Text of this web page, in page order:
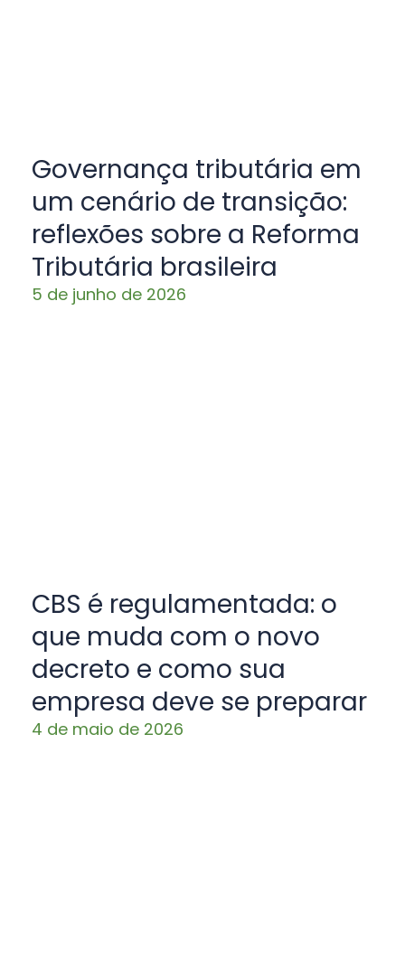
Governança tributária em
um cenário de transição:
reflexões sobre a Reforma
Tributária brasileira
5 de junho de 2026
CBS é regulamentada: o
que muda com o novo
decreto e como sua
empresa deve se preparar
4 de maio de 2026